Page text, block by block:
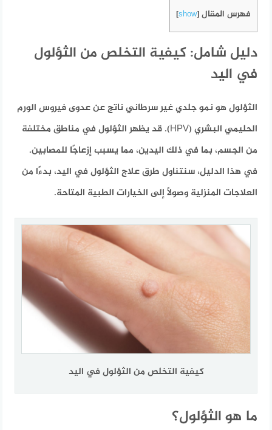
فهرس المقال [
show
]
دليل شامل: كيفية التخلص من الثؤلول
في اليد
الثؤلول هو نمو جلدي غير سرطاني ناتج عن عدوى فيروس الورم
الحليمي البشري (HPV). قد يظهر الثؤلول في مناطق مختلفة
من الجسم، بما في ذلك اليدين، مما يسبب إزعاجًا للمصابين.
في هذا الدليل، سنتناول طرق علاج الثؤلول في اليد، بدءًا من
العلاجات المنزلية وصولًا إلى الخيارات الطبية المتاحة.
كيفية التخلص من الثؤلول في اليد
ما هو الثؤلول؟